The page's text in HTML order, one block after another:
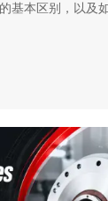
基本区别，以及